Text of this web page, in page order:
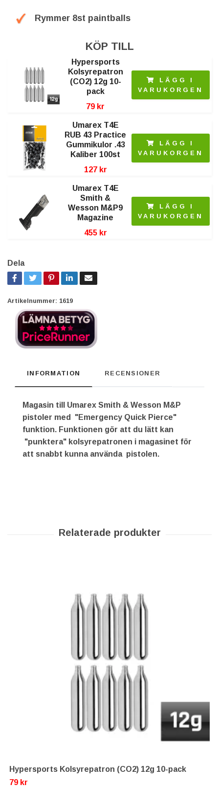
Rymmer 8st paintballs
KÖP TILL
Hypersports
Kolsyrepatron
(CO2) 12g 10-
pack
79 kr
LÄGG I
VARUKORGEN
Umarex T4E
RUB 43 Practice
Gummikulor .43
Kaliber 100st
127 kr
LÄGG I
VARUKORGEN
Umarex T4E
Smith &
Wesson M&P9
Magazine
455 kr
LÄGG I
VARUKORGEN
Dela
Artikelnummer: 1619
INFORMATION RECENSIONER
Magasin till Umarex Smith & Wesson M&P
pistoler med "Emergency Quick Pierce"
funktion. Funktionen gör att du lätt kan
"punktera" kolsyrepatronen i magasinet för
att snabbt kunna använda pistolen.
Hypersports Kolsyrepatron (CO2) 12g 10-pack
79 kr